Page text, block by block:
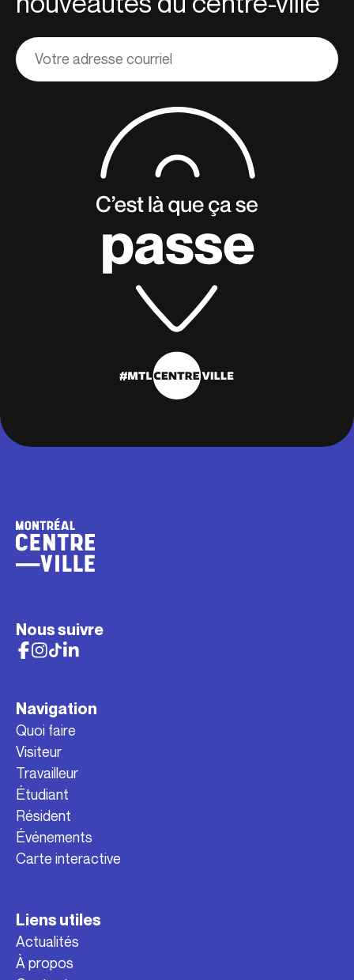
Adresse
courriel
Nous suivre
Navigation
Quoi faire
Visiteur
Travailleur
Étudiant
Résident
Événements
Carte interactive
Liens utiles
Actualités
À propos